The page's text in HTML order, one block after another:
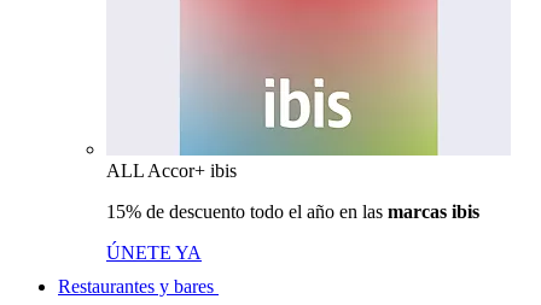
ALL Accor+ ibis
15% de descuento todo el año en las marcas ibis
ÚNETE YA
Restaurantes y bares